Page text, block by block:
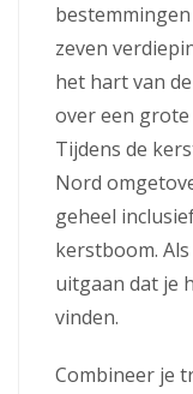
zeven
het hart van
over een
Tijdens de
Nord
geheel
kerstboom.
uitgaan dat je
vinden.
Combineer je